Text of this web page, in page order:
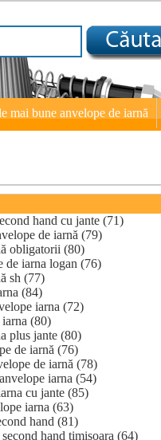
mai bune anvelope de iarnă
hand cu jante (71)
de iarnă (79)
obligatorii (80)
de iarna logan (76)
sh (77)
(84)
iarna (72)
iarna (80)
plus jante (80)
de iarnă (76)
de iarnă (78)
iarna (54)
cu jante (85)
iarna (63)
hand (81)
hand timisoara (64)